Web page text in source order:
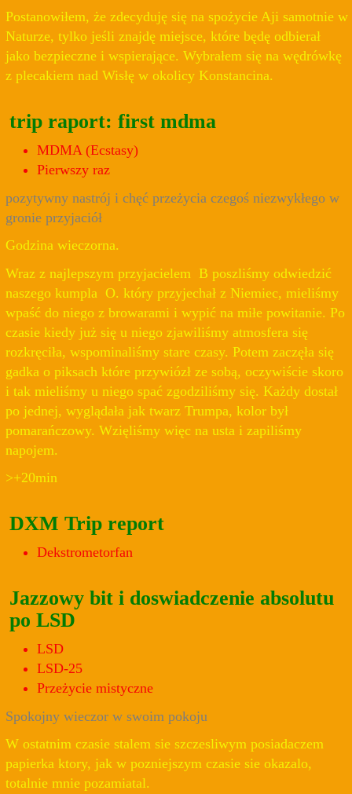
Postanowiłem, że zdecyduję się na spożycie Aji samotnie w
Naturze, tylko jeśli znajdę miejsce, które będę odbierał
jako bezpieczne i wspierające. Wybrałem się na wędrówkę
z plecakiem nad Wisłę w okolicy Konstancina.
trip raport: first mdma
MDMA (Ecstasy)
Pierwszy raz
pozytywny nastrój i chęć przeżycia czegoś niezwykłego w
gronie przyjaciół
Godzina wieczorna.
Wraz z najlepszym przyjacielem B poszliśmy odwiedzić
naszego kumpla O. który przyjechał z Niemiec, mieliśmy
wpaść do niego z browarami i wypić na miłe powitanie. Po
czasie kiedy już się u niego zjawiliśmy atmosfera się
rozkręciła, wspominaliśmy stare czasy. Potem zaczęła się
gadka o piksach które przywiózł ze sobą, oczywiście skoro
i tak mieliśmy u niego spać zgodziliśmy się. Każdy dostał
po jednej, wyglądała jak twarz Trumpa, kolor był
pomarańczowy. Wzięliśmy więc na usta i zapiliśmy
napojem.
>+20min
DXM Trip report
Dekstrometorfan
Jazzowy bit i doswiadczenie absolutu
po LSD
LSD
LSD-25
Przeżycie mistyczne
Spokojny wieczor w swoim pokoju
W ostatnim czasie stalem sie szczesliwym posiadaczem
papierka ktory, jak w pozniejszym czasie sie okazalo,
totalnie mnie pozamiatal.